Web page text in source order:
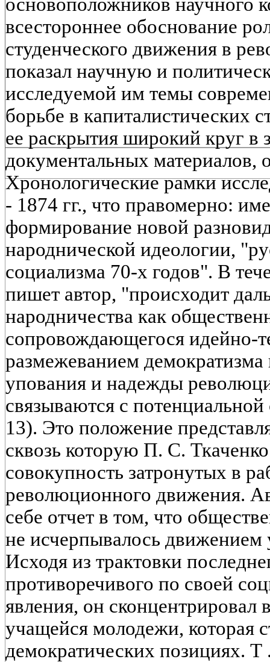
всестороннее обоснование
студенческого движения в
показал научную и
исследуемой им темы
борьбе в капиталистических
ее раскрытия широкий круг в
документальных материалов,
Хронологические рамки
- 1874 гг., что правомерно:
формирование новой
народнической идеологии,
социализма 70-х годов". В
пишет автор, "происходит
народничества как
сопровождающегося идейно-
размежеванием
упования и надежды
связываются с
13). Это положение
сквозь которую П. С.
совокупность затронутых в
революционного движения.
себе отчет в том, что
не исчерпывалось
Исходя из трактовки
противоречивого по своей
явления, он сконцентрировал
учащейся молодежи, которая
демократических позициях.